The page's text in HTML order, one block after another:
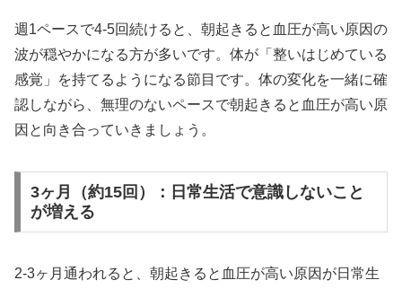
週1ペースで4-5回続けると、朝起きると血圧が高い原因の
波が穏やかになる方が多いです。体が「整いはじめている
感覚」を持てるようになる節目です。体の変化を一緒に確
認しながら、無理のないペースで朝起きると血圧が高い原
因と向き合っていきましょう。
3ヶ月（約15回）：日常生活で意識しないこと
が増える
2-3ヶ月通われると、朝起きると血圧が高い原因が日常生